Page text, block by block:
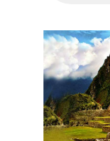
- Salidas:
- Ruta: 1
noches
Puno, 3
noche
-
-